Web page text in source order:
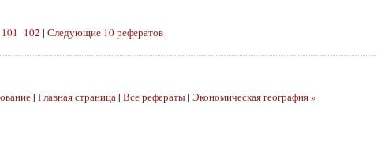
101 102 | Следующие 10 рефератов
| Главная страница| Все рефераты| Экономическая география »